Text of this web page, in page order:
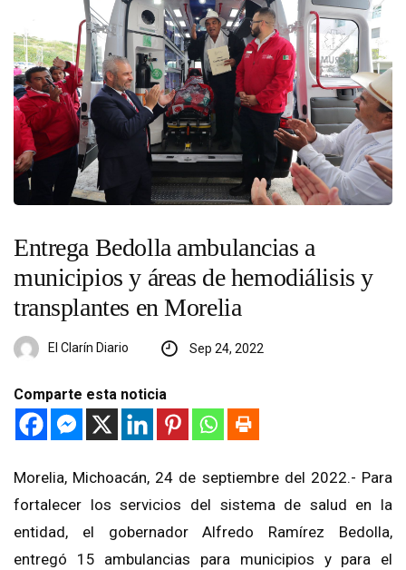
Entrega Bedolla ambulancias a
municipios y áreas de hemodiálisis y
transplantes en Morelia
El Clarín Diario Sep 24, 2022
Comparte esta noticia
Morelia, Michoacán, 24 de septiembre del 2022.- Para
fortalecer los servicios del sistema de salud en la
entidad, el gobernador Alfredo Ramírez Bedolla,
entregó 15 ambulancias para municipios y para el